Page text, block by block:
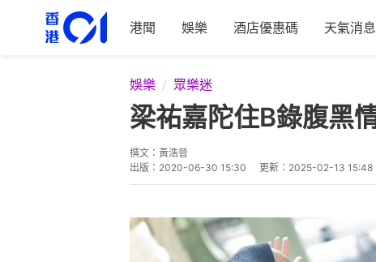
港聞 娛樂 酒店優惠碼 天氣消息
娛樂 眾樂迷
梁祐嘉陀住B錄腹黑
撰文： 黃浩晉
出版： 2020-06-30 15:30 更新： 2025-02-13 15:48